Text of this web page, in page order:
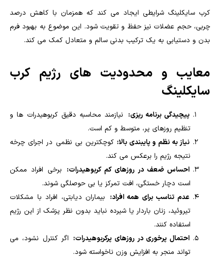
کرب سایکلینگ شرایطی ایجاد می کند که همزمان با کاهش درصد
چربی، حجم عضلات نیز حفظ و تقویت شود. این موضوع به بهبود فرم
بدن و دستیابی به یک ترکیب بدنی سالم و متعادل کمک می کند.
معایب و محدودیت های رژیم کرب
سایکلینگ
پیچیدگی برنامه ریزی: نیازمند محاسبه دقیق کربوهیدرات ها و
تنظیم روزهای پر، متوسط و کم است.
نیاز به نظم و پایبندی بالا: کوچکترین بی نظمی در اجرای چرخه
نتیجه رژیم را برعکس می کند.
احساس ضعف در روزهای کم کربوهیدرات: برخی افراد ممکن
است دچار خستگی، افت تمرکز یا بی حوصلگی شوند.
عدم تناسب برای همه افراد: بیماران دیابتی، افراد با مشکلات
تیروئید، زنان باردار یا شیرده نباید بدون نظر پزشک از این رژیم
استفاده کنند.
احتمال پرخوری در روزهای پرکربوهیدرات: اگر کنترل نشود، می
تواند منجر به افزایش وزن ناخواسته شود.